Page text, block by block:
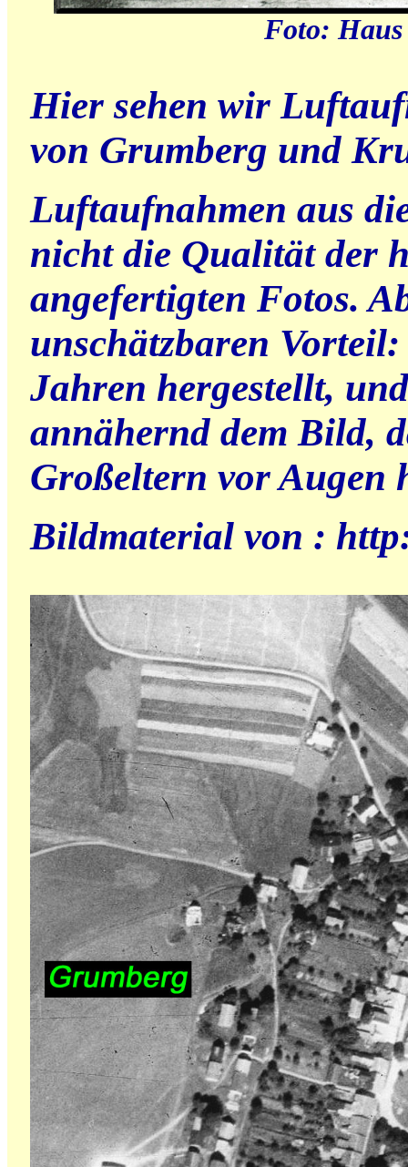
Foto:
Hier sehen wir
von Grumberg und
Luftaufnahmen aus
nicht die Qualität der
angefertigten Fotos.
unschätzbaren
Jahren hergestellt,
annähernd dem Bild,
Großeltern vor Augen
Bildmaterial von :